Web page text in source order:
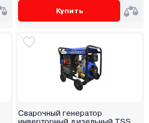
Купить
Сварочный генератор